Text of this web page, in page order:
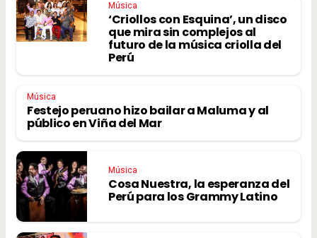
Música
‘Criollos con Esquina’, un disco
que mira sin complejos al
futuro de la música criolla del
Perú
Música
Festejo peruano hizo bailar a Maluma y al
público en Viña del Mar
Música
Cosa Nuestra, la esperanza del
Perú para los Grammy Latino